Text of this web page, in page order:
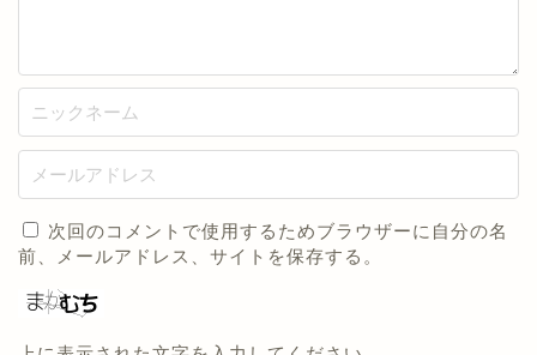
次回のコメントで使用するためブラウザーに自分の名
前、メールアドレス、サイトを保存する。